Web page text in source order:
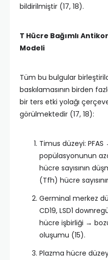
bildirilmiştir (17, 18).
T Hücre Bağımlı
Modeli
Tüm bu bulgular
baskılamasının birden
bir ters etki yolağı
görülmektedir (17, 18):
Timus düzeyi:
popülasyonunun
hücre sayısının
(Tfh) hücre
Germinal merkez
CD19, LSD1
hücre işbirliği →
oluşumu (15)​.
Plazma hücre